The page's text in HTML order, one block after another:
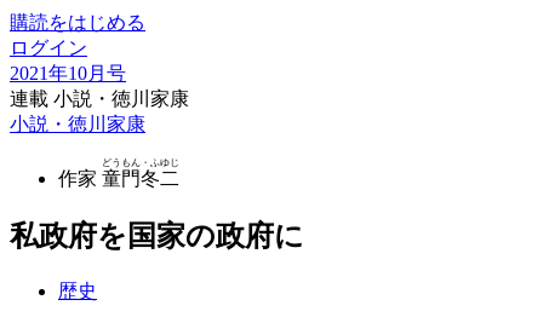
購読をはじめる
ログイン
2021年10月号
連載 小説・徳川家康
小説・徳川家康
作家 童門冬二
どうもん・ふゆじ
私政府を国家の政府に
歴史